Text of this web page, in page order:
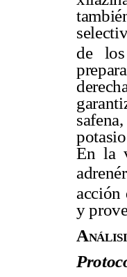
de
En la
acción
y